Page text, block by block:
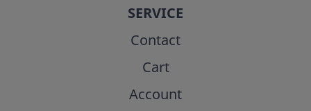
SERVICE
Contact
Cart
Account